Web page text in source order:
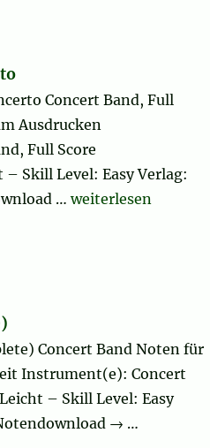
Concert Band, Full
Ausdrucken
Full Score
Skill Level: Easy Verlag:
…„Christmas
weiterlesen
Concert Band Noten für
Instrument(e): Concert
– Skill Level: Easy
→ …